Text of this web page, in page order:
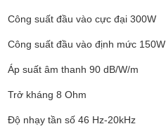
Công suất đầu vào cực đại 300W
Công suất đầu vào định mức 150W
Áp suất âm thanh 90 dB/W/m
Trở kháng 8 Ohm
Độ nhạy tần số 46 Hz-20kHz